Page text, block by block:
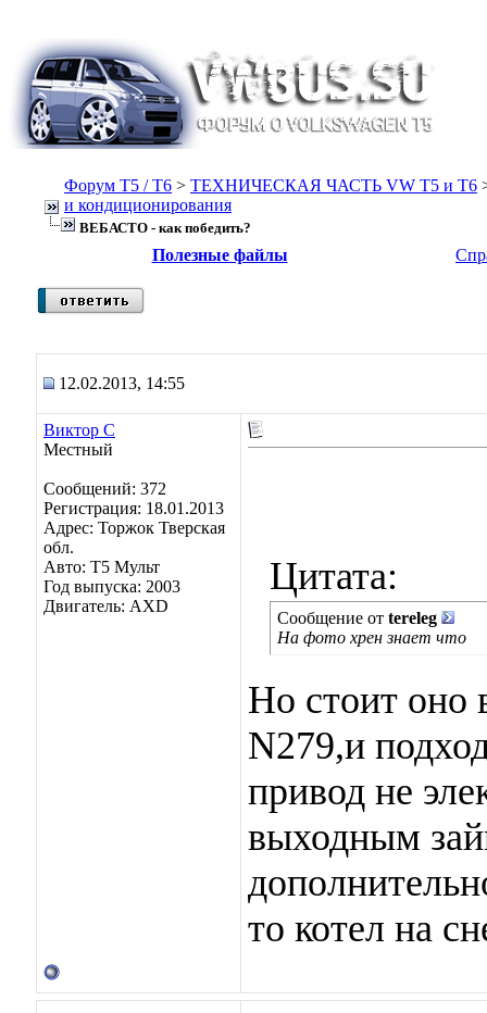
Форум Т5 / T6 > ТЕХНИЧЕСКАЯ ЧАСТЬ VW T5 и T6
и кондиционирования
ВЕБАСТО - как победить?
Полезные файлы
12.02.2013, 14:55
Виктор С
Местный
Сообщений: 372
Регистрация: 18.01.2013
Адрес: Торжок Тверская
обл.
Авто: Т5 Мульт
Год выпуска: 2003
Двигатель: AXD
Цитата:
Сообщение от tereleg
На фото хрен знает что
Но стоит оно
N279,и
привод не
выходным
то котел на